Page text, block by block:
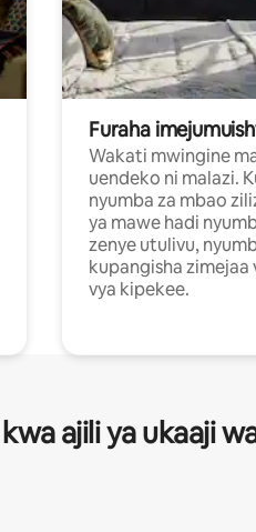
Furaha
Wakati mwingine
uendeko ni malazi.
nyumba za mbao
ya mawe hadi
zenye utulivu,
kupangisha zimejaa
vya kipekee.
ajili ya ukaaji